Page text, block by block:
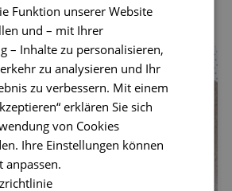
Funktion unserer Website
und – mit Ihrer
– Inhalte zu personalisieren,
zu analysieren und Ihr
zu verbessern. Mit einem
erklären Sie sich
von Cookies
Ihre Einstellungen können
anpassen.